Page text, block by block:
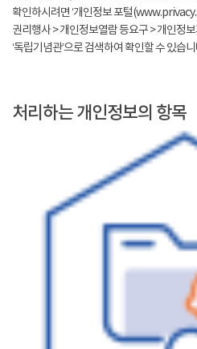
확인하시려면 ‘개인정보 포털
권리행사 > 개인정보열람 등요구 > 개인정
‘독립기념관’으로 검색하여 확인할 수 있습
처리하는 개인정보의 항목